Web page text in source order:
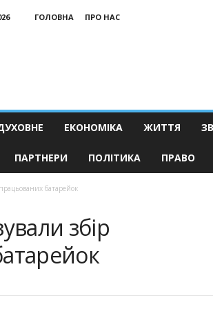
ГОЛОВНА ПРО НАС
ЕКОНОМІКА ЖИТТЯ
ПАРТНЕРИ ПОЛІТИКА ПРАВО
батарейок
збір